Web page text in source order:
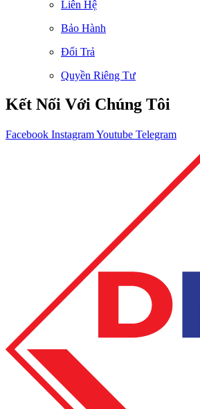
Liên Hệ
Bảo Hành
Đổi Trả
Quyền Riêng Tư
Kết Nối Với Chúng Tôi
Facebook InstagramYoutube Telegram